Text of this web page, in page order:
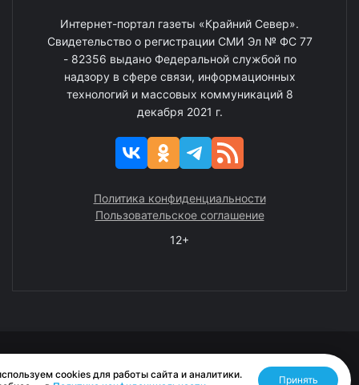
Интернет-портал газеты «Крайний Север».
Свидетельство о регистрации СМИ Эл № ФС 77
- 82356 выдано Федеральной службой по
надзору в сфере связи, информационных
технологий и массовых коммуникаций 8
декабря 2021 г.
Политика конфиденциальности
Пользовательское соглашение
12+
cookies для работы сайта и аналитики.
Принять